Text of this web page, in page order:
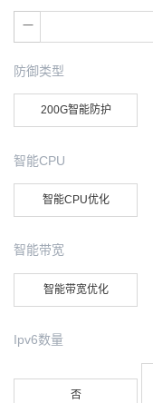
防御类型
200G智能防护
智能CPU
智能CPU优化
智能带宽
智能带宽优化
Ipv6数量
否